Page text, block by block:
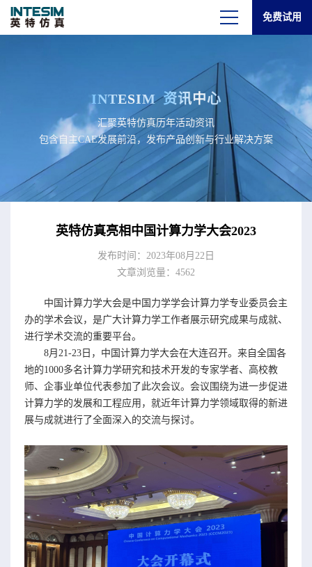
免费试用
INTESIM 资讯中心
汇聚英特仿真历年活动资讯
包含自主CAE发展前沿，发布产品创新与行业解决方案
英特仿真亮相中国计算力学大会2023
发布时间：2023年08月22日
文章浏览量：4562
中国计算力学大会是中国力学学会计算力学专业委员会主
办的学术会议，是广大计算力学工作者展示研究成果与成就、
进行学术交流的重要平台。
8月21-23日，中国计算力学大会在大连召开。来自全国各
地的1000多名计算力学研究和技术开发的专家学者、高校教
师、企事业单位代表参加了此次会议。会议围绕为进一步促进
计算力学的发展和工程应用，就近年计算力学领域取得的新进
展与成就进行了全面深入的交流与探讨。